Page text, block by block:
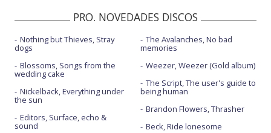
PRO. NOVEDADES DISCOS
Nothing but Thieves, Stray
dogs
Blossoms, Songs from the
wedding cake
Nickelback, Everything under
the sun
Editors, Surface, echo &
sound
The Avalanches, No bad
memories
Weezer, Weezer (Gold album)
The Script, The user's guide to
being human
Brandon Flowers, Thrasher
Beck, Ride lonesome